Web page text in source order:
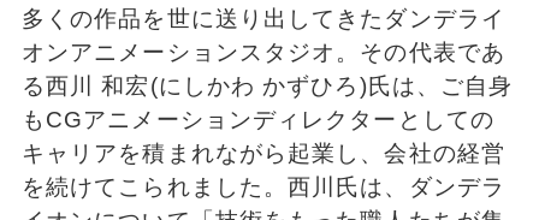
多くの作品を世に送り出してきたダンデライ
オンアニメーションスタジオ。その代表であ
る西川 和宏(にしかわ かずひろ)氏は、ご自身
もCGアニメーションディレクターとしての
キャリアを積まれながら起業し、会社の経営
を続けてこられました。西川氏は、ダンデラ